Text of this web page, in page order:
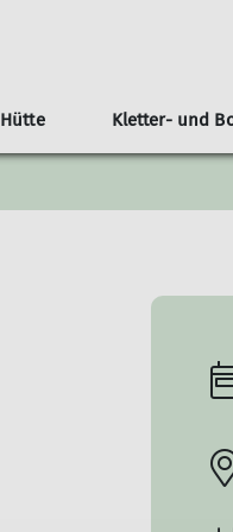
Mitgliedschaft kündigen
Unsere
Kletter- und
Baugeschichte